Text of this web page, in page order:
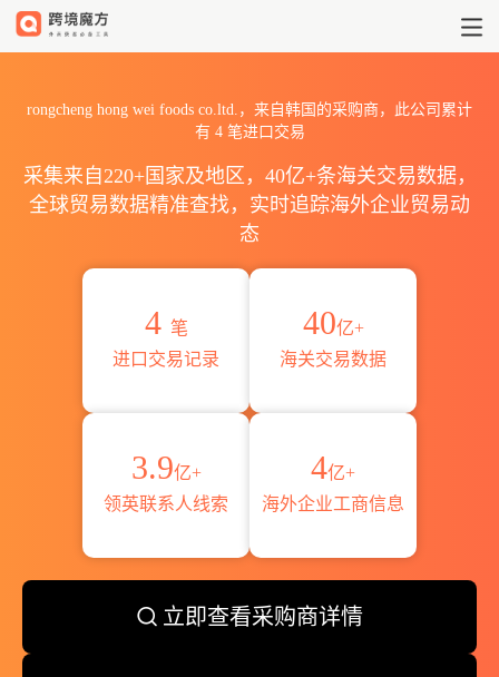
rongcheng hong wei foods co.ltd.，来自韩国的采购商，此公司累计
有 4笔进口交易
采集来自220+国家及地区，40亿+条海关交易数据，
全球贸易数据精准查找，实时追踪海外企业贸易动
态
4 笔
进口交易记录
40亿+
海关交易数据
3.9亿+
领英联系人线索
4亿+
海外企业工商信息
立即查看采购商详情